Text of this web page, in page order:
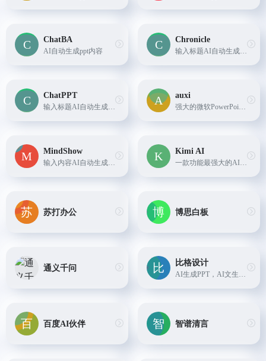
ChatBA
AI自动生成ppt内容
Chronicle
ChatPPT auxi
MindShow Kimi AI
苏打办公 博思白板
通义千问
比格设计
百度AI伙伴 智谱清言